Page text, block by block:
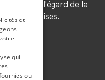
à l'égard de la
et
qui
ou